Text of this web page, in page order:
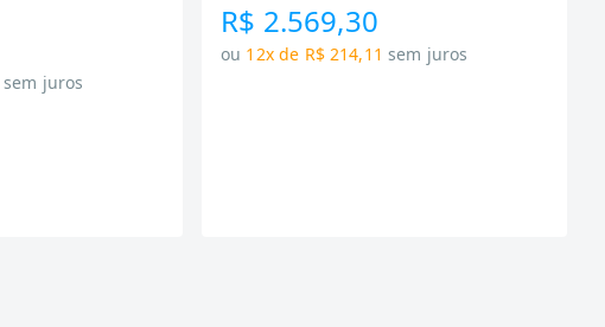
sem juros
R$ 2.569,30
ou 12x de R$ 214,11 sem juros